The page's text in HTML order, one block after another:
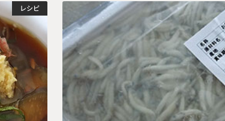
レシピ